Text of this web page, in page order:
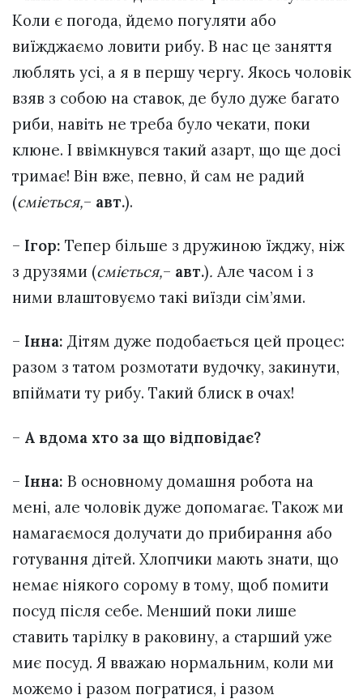
Коли є погода, йдемо погуляти або
виїжджаємо ловити рибу. В нас це заняття
люблять усі, а я в першу чергу. Якось чоловік
взяв з собою на ставок, де було дуже багато
риби, навіть не треба було чекати, поки
клюне. І ввімкнувся такий азарт, що ще досі
тримає! Він вже, певно, й сам не радий
(сміється,– авт.).
– Ігор: Тепер більше з дружиною їжджу, ніж
з друзями (сміється,– авт.). Але часом і з
ними влаштовуємо такі виїзди сім’ями.
– Інна: Дітям дуже подобається цей процес:
разом з татом розмотати вудочку, закинути,
впіймати ту рибу. Такий блиск в очах!
– А вдома хто за що відповідає?
– Інна: В основному домашня робота на
мені, але чоловік дуже допомагає. Також ми
намагаємося долучати до прибирання або
готування дітей. Хлопчики мають знати, що
немає ніякого сорому в тому, щоб помити
посуд після себе. Менший поки лише
ставить тарілку в раковину, а старший уже
миє посуд. Я вважаю нормальним, коли ми
можемо і разом погратися, і разом